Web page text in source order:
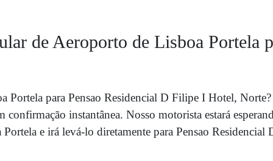
de Aeroporto de Lisboa Portela
para Pensao Residencial D Filipe I Hotel,
instantânea. Nosso motorista estará
e irá levá-lo diretamente para Pensao Residencial